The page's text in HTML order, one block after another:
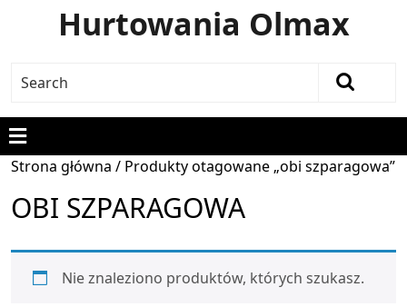
Hurtowania Olmax
Strona główna / Produkty otagowane „obi szparagowa”
OBI SZPARAGOWA
Nie znaleziono produktów, których szukasz.